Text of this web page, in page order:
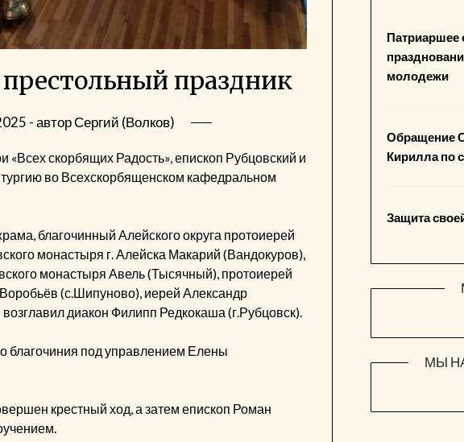
праздник
- авторСергий (Волков)
скорбящих Радость», епископ Рубцовский и
во Всехскорбященском кафедральном
благочинный Алейского округа протоиерей
монастыря г. Алейска Макарий (Вандокуров),
монастыря Авель (Тысячный), протоиерей
(с.Шипуново), иерей Александр
диакон Филипп Редкокаша (г.Рубцовск).
благочиния под управлением Елены
крестный ход, а затем епископ Роман
Патриаршее
молодежи
Обращение
Кирилла по
Защита
МЫ